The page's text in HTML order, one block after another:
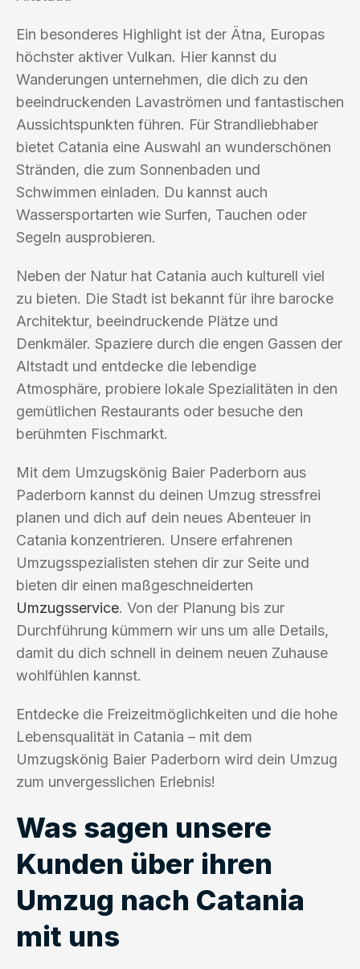
Ein besonderes Highlight ist der Ätna, Europas
höchster aktiver Vulkan. Hier kannst du
Wanderungen unternehmen, die dich zu den
beeindruckenden Lavaströmen und fantastischen
Aussichtspunkten führen. Für Strandliebhaber
bietet Catania eine Auswahl an wunderschönen
Stränden, die zum Sonnenbaden und
Schwimmen einladen. Du kannst auch
Wassersportarten wie Surfen, Tauchen oder
Segeln ausprobieren.
Neben der Natur hat Catania auch kulturell viel
zu bieten. Die Stadt ist bekannt für ihre barocke
Architektur, beeindruckende Plätze und
Denkmäler. Spaziere durch die engen Gassen der
Altstadt und entdecke die lebendige
Atmosphäre, probiere lokale Spezialitäten in den
gemütlichen Restaurants oder besuche den
berühmten Fischmarkt.
Mit dem Umzugskönig Baier Paderborn aus
Paderborn kannst du deinen Umzug stressfrei
planen und dich auf dein neues Abenteuer in
Catania konzentrieren. Unsere erfahrenen
Umzugsspezialisten stehen dir zur Seite und
bieten dir einen maßgeschneiderten
Umzugsservice. Von der Planung bis zur
Durchführung kümmern wir uns um alle Details,
damit du dich schnell in deinem neuen Zuhause
wohlfühlen kannst.
Entdecke die Freizeitmöglichkeiten und die hohe
Lebensqualität in Catania – mit dem
Umzugskönig Baier Paderborn wird dein Umzug
zum unvergesslichen Erlebnis!
Was sagen unsere
Kunden über ihren
Umzug nach Catania
mit uns